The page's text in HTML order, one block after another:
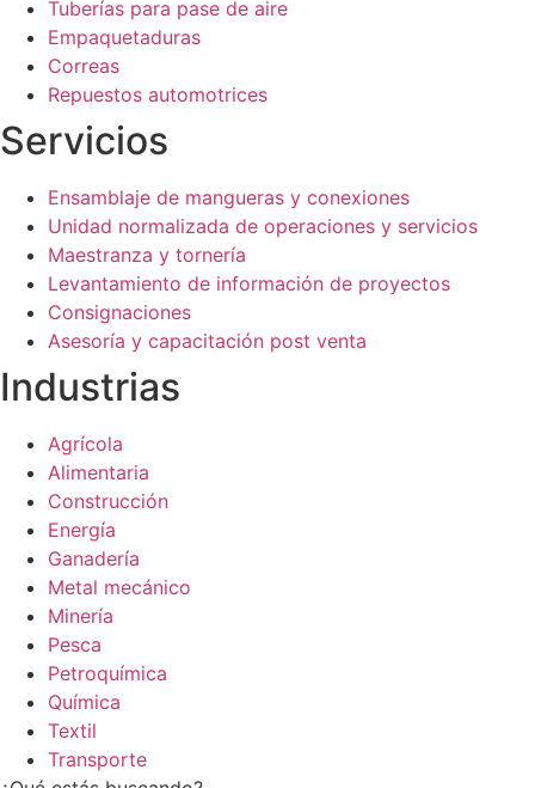
Tuberías para pase de aire
Empaquetaduras
Correas
Repuestos automotrices
Servicios
Ensamblaje de mangueras y conexiones
Unidad normalizada de operaciones y servicios
Maestranza y tornería
Levantamiento de información de proyectos
Consignaciones
Asesoría y capacitación post venta
Industrias
Agrícola
Alimentaria
Construcción
Energía
Ganadería
Metal mecánico
Minería
Pesca
Petroquímica
Química
Textil
Transporte